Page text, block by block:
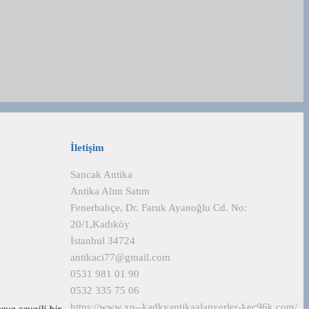
İletişim
Sancak Antika
Antika Alım Satım
Fenerbahçe, Dr. Faruk Ayanoğlu Cd. No:
20/1,Kadıköy
İstanbul 34724
antikaci77@gmail.com
0531 981 01 90
0532 335 75 06